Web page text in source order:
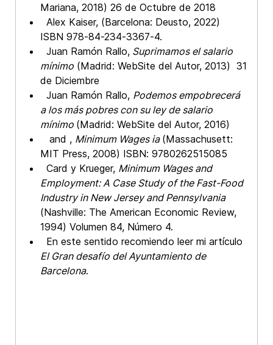
Mariana, 2018) 26 de Octubre de 2018
Alex Kaiser, (Barcelona: Deusto, 2022)
ISBN 978-84-234-3367-4.
Juan Ramón Rallo, Suprimamos el salario
mínimo (Madrid: WebSite del Autor, 2013) 31
de Diciembre
Juan Ramón Rallo, Podemos empobrecerá
a los más pobres con su ley de salario
mínimo (Madrid: WebSite del Autor, 2016)
and , Minimum Wages ia (Massachusett:
MIT Press, 2008) ISBN: 9780262515085
Card y Krueger, Minimum Wages and
Employment: A Case Study of the Fast-Food
Industry in New Jersey and Pennsylvania
(Nashville: The American Economic Review,
1994) Volumen 84, Número 4.
En este sentido recomiendo leer mi artículo
El Gran desafío del Ayuntamiento de
Barcelona.